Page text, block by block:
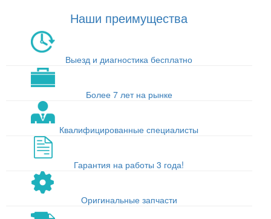
Наши преимущества
Выезд и диагностика бесплатно
Более 7 лет на рынке
Квалифицированные специалисты
Гарантия на работы 3 года!
Оригинальные запчасти